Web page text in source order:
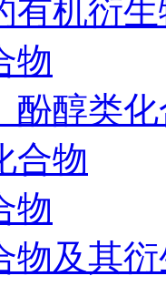
有机衍
物
酚醇类
合物
物
物及其